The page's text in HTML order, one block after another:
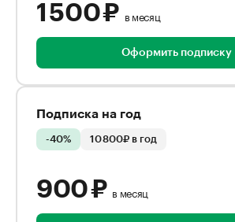
1 500 ₽ в месяц
Оформить подписку
Подписка на год
-40% 10 800₽ в год
900 ₽ в месяц